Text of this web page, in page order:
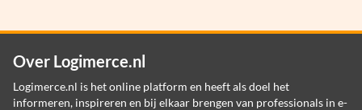
Over Logimerce.nl
Logimerce.nl is het online platform en heeft als doel het
informeren, inspireren en bij elkaar brengen van professionals in e-